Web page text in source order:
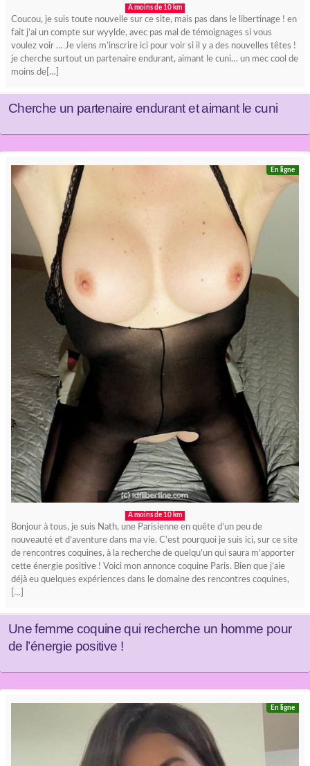
A moins de 10 km
Coucou, je suis toute nouvelle sur ce site, mais pas dans le libertinage ! en
fait j’ai un compte sur wyylde, avec pas mal de témoignages si vous
voulez voir … Je viens m’inscrire ici pour voir si il y a des nouvelles têtes !
je cherche surtout un partenaire endurant, aimant le cuni… un mec cool de
moins de[…]
Cherche un partenaire endurant et aimant le cuni
En ligne
A moins de 10 km
Bonjour à tous, je suis Nath, une Parisienne en quête d’un peu de
nouveauté et d’aventure dans ma vie. C’est pourquoi je suis ici, sur ce site
de rencontres coquines, à la recherche de quelqu’un qui saura m’apporter
cette énergie positive ! Voici mon annonce coquine Paris. Bien que j’aie
déjà eu quelques expériences dans le domaine des rencontres coquines,
[…]
Une femme coquine qui recherche un homme pour
de l’énergie positive !
En ligne